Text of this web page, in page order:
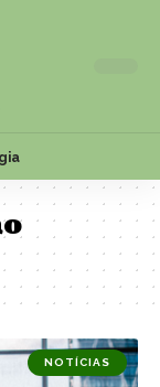
NOTÍCIAS